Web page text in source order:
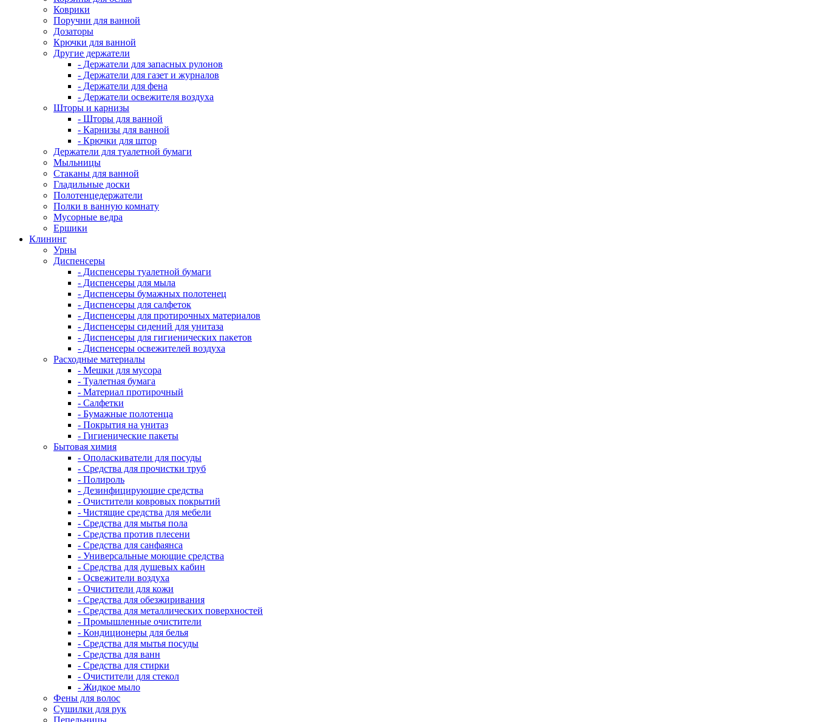
Коврики
Поручни для ванной
Дозаторы
Крючки для ванной
Другие держатели
- Держатели для запасных рулонов
- Держатели для газет и журналов
- Держатели для фена
- Держатели освежителя воздуха
Шторы и карнизы
- Шторы для ванной
- Карнизы для ванной
- Крючки для штор
Держатели для туалетной бумаги
Мыльницы
Стаканы для ванной
Гладильные доски
Полотенцедержатели
Полки в ванную комнату
Мусорные ведра
Ершики
Клининг
Урны
Диспенсеры
- Диспенсеры туалетной бумаги
- Диспенсеры для мыла
- Диспенсеры бумажных полотенец
- Диспенсеры для салфеток
- Диспенсеры для протирочных материалов
- Диспенсеры сидений для унитаза
- Диспенсеры для гигиенических пакетов
- Диспенсеры освежителей воздуха
Расходные материалы
- Мешки для мусора
- Туалетная бумага
- Материал протирочный
- Салфетки
- Бумажные полотенца
- Покрытия на унитаз
- Гигиенические пакеты
Бытовая химия
- Ополаскиватели для посуды
- Средства для прочистки труб
- Полироль
- Дезинфицирующие средства
- Очистители ковровых покрытий
- Чистящие средства для мебели
- Средства для мытья пола
- Средства против плесени
- Средства для санфаянса
- Универсальные моющие средства
- Средства для душевых кабин
- Освежители воздуха
- Очистители для кожи
- Средства для обезжиривания
- Средства для металлических поверхностей
- Промышленные очистители
- Кондиционеры для белья
- Средства для мытья посуды
- Средства для ванн
- Средства для стирки
- Очистители для стекол
- Жидкое мыло
Фены для волос
Сушилки для рук
Пепельницы